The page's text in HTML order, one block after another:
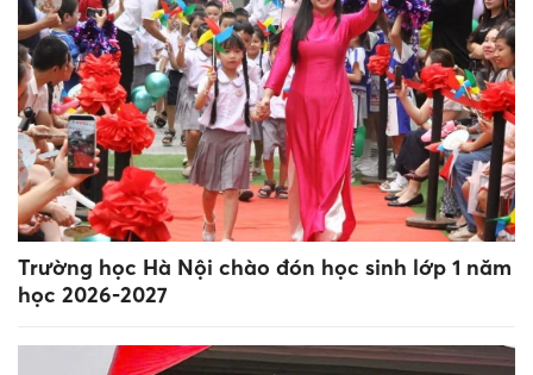
Trường học Hà Nội chào đón học sinh lớp 1 năm
học 2026-2027